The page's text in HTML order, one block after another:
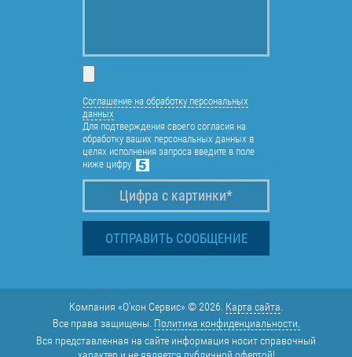
Соглашение на обработку персональных
данных
Для подтверждения своего согласия на
обработку ваших персональных данных в
целях исполнения запроса введите в поле
ниже цифру
Компания «О'кон Сервис» © 2026. Карта сайта
Все права защищены. Политика конфиденциальности.
Вся представленная на сайте информация носит справочный